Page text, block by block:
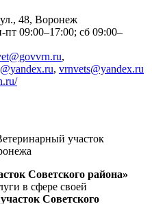
48, Воронеж
пт 09:00–17:00; сб 09:00–
,
, vrnvets@yandex.ru
участок
Советского района»
в сфере своей
Советского